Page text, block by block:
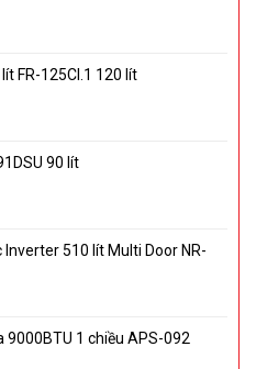
FR-125CI.1 120 lít
90 lít
510 lít Multi Door NR-
9000BTU 1 chiều APS-092